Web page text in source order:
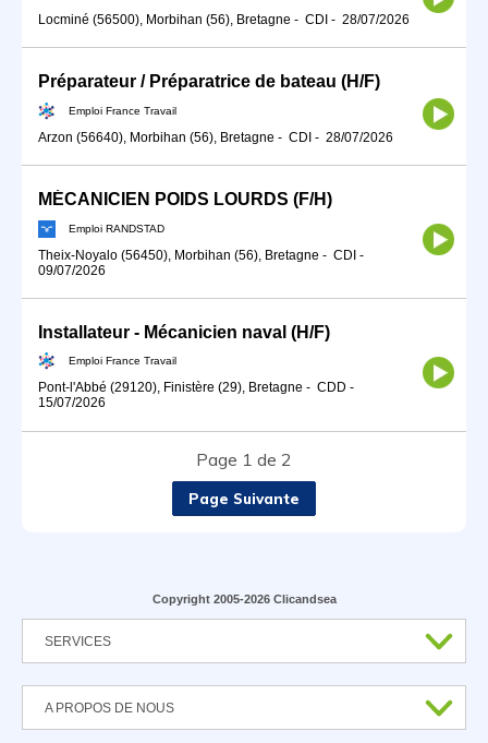
Locminé (56500), Morbihan (56), Bretagne - CDI - 28/07/2026
Préparateur / Préparatrice de bateau (H/F)
Emploi France Travail
Arzon (56640), Morbihan (56), Bretagne - CDI - 28/07/2026
MÉCANICIEN POIDS LOURDS (F/H)
Emploi RANDSTAD
Theix-Noyalo (56450), Morbihan (56), Bretagne - CDI -
09/07/2026
Installateur - Mécanicien naval (H/F)
Emploi France Travail
Pont-l'Abbé (29120), Finistère (29), Bretagne - CDD -
15/07/2026
Page 1 de 2
Page Suivante
Copyright 2005-2026 Clicandsea
SERVICES
A PROPOS DE NOUS